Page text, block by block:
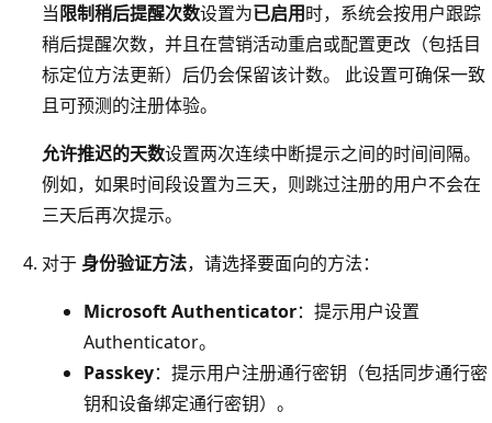
当限制稍后提醒次数设置为已启用时，系统会按用户跟踪
稍后提醒次数，并且在营销活动重启或配置更改（包括目
标定位方法更新）后仍会保留该计数。 此设置可确保一致
且可预测的注册体验。
允许推迟的天数设置两次连续中断提示之间的时间间隔。
例如，如果时间段设置为三天，则跳过注册的用户不会在
三天后再次提示。
对于 身份验证方法，请选择要面向的方法：
Microsoft Authenticator：提示用户设置
Authenticator。
Passkey：提示用户注册通行密钥（包括同步通行密
钥和设备绑定通行密钥）。